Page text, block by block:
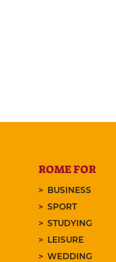
ROME FOR
BUSINESS
SPORT
STUDYING
LEISURE
WEDDING